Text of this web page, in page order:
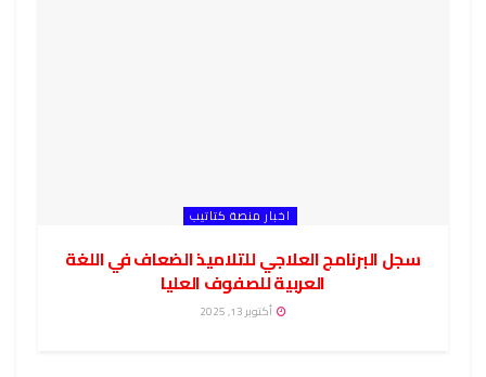
اخبار منصة كتاتيب
سجل البرنامج العلاجي للتلاميذ الضعاف في اللغة
العربية للصفوف العليا
أكتوبر 13, 2025